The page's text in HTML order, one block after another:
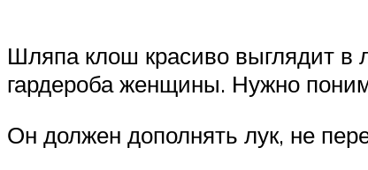
Шляпа клош красиво выглядит в
гардероба женщины. Нужно
Он должен дополнять лук, не